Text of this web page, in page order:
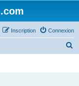
Connexion
Inscription